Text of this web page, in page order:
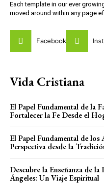
Each template in our ever
moved around within any page
Facebook
Vida Cristiana
El Papel Fundamental de la
Fortalecer la Fe Desde el
El Papel Fundamental de los
Perspectiva desde la
Descubre la Enseñanza de
Ángeles: Un Viaje Espiritual